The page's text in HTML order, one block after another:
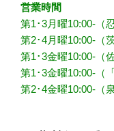
営業時間
第1･3月曜10:00-（
第2･4月曜10:00-（
第1･3金曜10:00-（
第1･3金曜10:00-（
第2･4金曜10:00-（